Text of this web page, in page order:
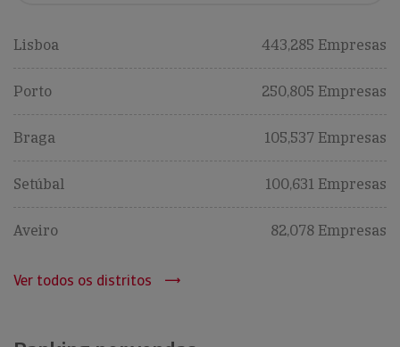
Lisboa 443,285 Empresas
Porto 250,805 Empresas
Braga 105,537 Empresas
Setúbal 100,631 Empresas
Aveiro 82,078 Empresas
Ver todos os distritos